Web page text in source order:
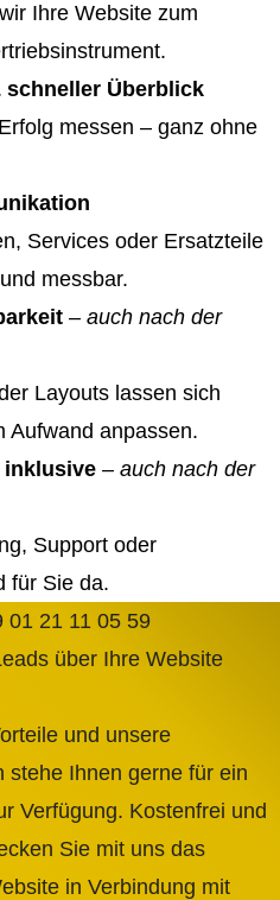
Ihre Website zum
Überblick
messen – ganz ohne
Services oder Ersatzteile
messbar.
– auch nach der
Layouts lassen sich
Aufwand anpassen.
inklusive – auch nach der
Support oder
für Sie da.
über Ihre Website
und unsere
stehe Ihnen gerne für ein
Verfügung. Kostenfrei und
Sie mit uns das
in Verbindung mit